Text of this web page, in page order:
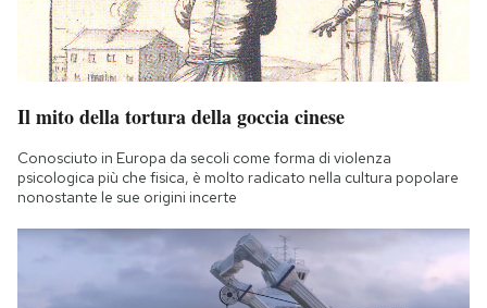
Il mito della tortura della goccia cinese
Conosciuto in Europa da secoli come forma di violenza
psicologica più che fisica, è molto radicato nella cultura popolare
nonostante le sue origini incerte